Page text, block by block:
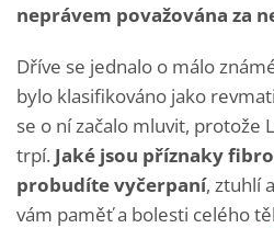
neprávem považována za
Dříve se jednalo o málo
bylo klasifikováno jako
se o ní začalo mluvit, protože
trpí. Jaké jsou příznaky
probudíte vyčerpaní, ztuhlí
vám paměť a bolesti celého